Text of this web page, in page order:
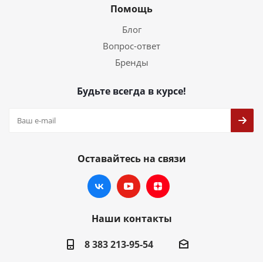
Помощь
Блог
Вопрос-ответ
Бренды
Будьте всегда в курсе!
Оставайтесь на связи
Наши контакты
8 383 213-95-54